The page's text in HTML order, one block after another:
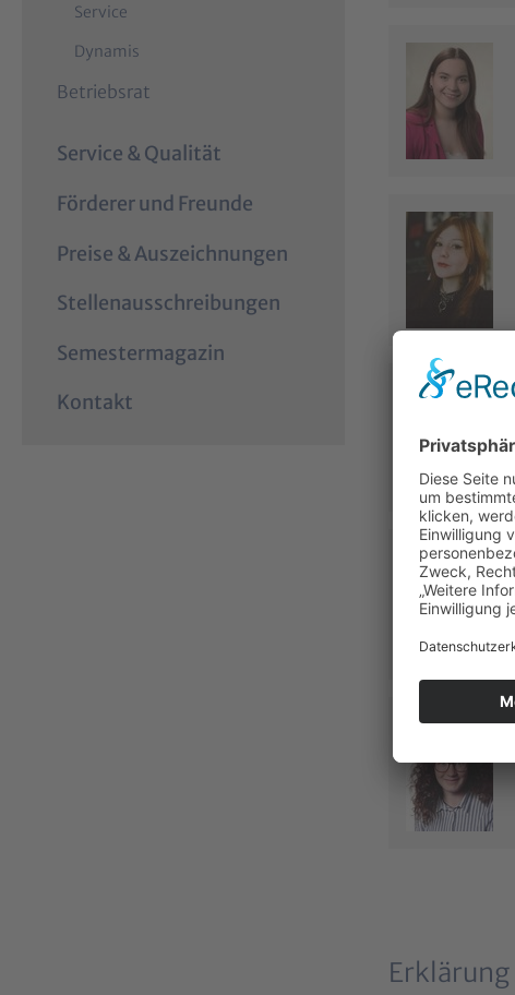
)
Service
Dynamis
Betriebsrat
Service & Qualität
Förderer und Freunde
Preise & Auszeichnungen
Stellenausschreibungen
Semestermagazin
Kontakt
Erklärung